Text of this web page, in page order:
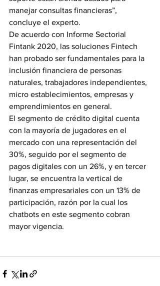
manejar consultas financieras”,
concluye el experto.
De acuerdo con Informe Sectorial
Fintank 2020, las soluciones Fintech
han probado ser fundamentales para la
inclusión financiera de personas
naturales, trabajadores independientes,
micro establecimientos, empresas y
emprendimientos en general.
El segmento de crédito digital cuenta
con la mayoría de jugadores en el
mercado con una representación del
30%, seguido por el segmento de
pagos digitales con un 26%, y en tercer
lugar, se encuentra la vertical de
finanzas empresariales con un 13% de
participación, razón por la cual los
chatbots en este segmento cobran
mayor vigencia.